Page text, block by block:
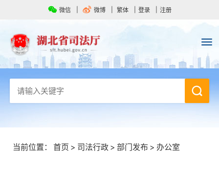
微信 微博 繁体 登录 注册
当前位置： 首页 > 司法行政 > 部门发布 > 办公室